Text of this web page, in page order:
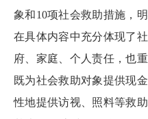
象和10项社会救助措施，
在具体内容中充分体现了
府、家庭、个人责任，也
既为社会救助对象提供现
性地提供访视、照料等救